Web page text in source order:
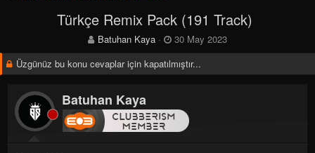
Türkçe Remix Pack (191 Track)
K
o
n
b
y
Batuhan Kaya
B
a
ş
l
g
30 May 2023
Üzgünüz bu konu cevaplar için kapatılmıştır...
Batuhan Kaya